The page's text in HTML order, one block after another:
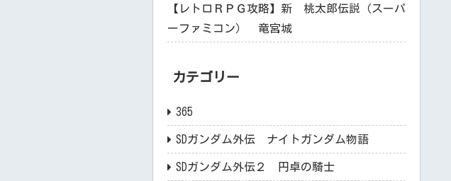
【レトロＲＰＧ攻略】新 桃太郎伝説（スーパ
ーファミコン） 竜宮城
カテゴリー
365
SDガンダム外伝 ナイトガンダム物語
SDガンダム外伝２ 円卓の騎士